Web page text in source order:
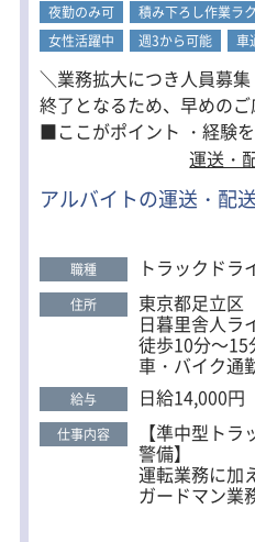
夜勤のみ可 積み下ろし作業ラク
女性活躍中
週3から可能 車
＼業務拡大につき人員募
終了となるため、早めのご
■ここがポイント ・経験
できる環境 ・チームをま
ップも可能 ■職場環境 幅広い年代のスタッフが活躍
中。 現場同士の連携も取
づ
運送・
アルバイトの運送・配
職種 トラックドラ
住所 東京都足立区
日暮里舎人ラ
徒歩10分～15
車・バイク通
給与 日給14,000円
仕事内容 【準中型ト
警備】
運転業務に加
ガードマン業